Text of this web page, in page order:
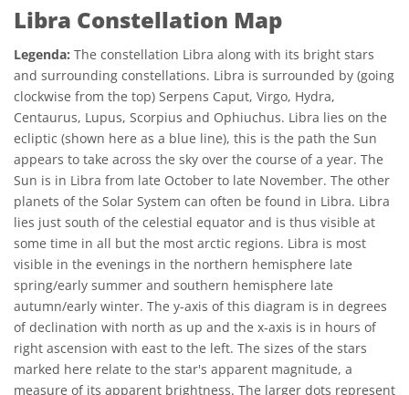
Libra Constellation Map
Legenda: The constellation Libra along with its bright stars
and surrounding constellations. Libra is surrounded by (going
clockwise from the top) Serpens Caput, Virgo, Hydra,
Centaurus, Lupus, Scorpius and Ophiuchus. Libra lies on the
ecliptic (shown here as a blue line), this is the path the Sun
appears to take across the sky over the course of a year. The
Sun is in Libra from late October to late November. The other
planets of the Solar System can often be found in Libra. Libra
lies just south of the celestial equator and is thus visible at
some time in all but the most arctic regions. Libra is most
visible in the evenings in the northern hemisphere late
spring/early summer and southern hemisphere late
autumn/early winter. The y-axis of this diagram is in degrees
of declination with north as up and the x-axis is in hours of
right ascension with east to the left. The sizes of the stars
marked here relate to the star's apparent magnitude, a
measure of its apparent brightness. The larger dots represent